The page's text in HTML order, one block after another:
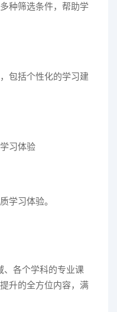
种筛选条件，帮助学
包括个性化的学习建
习体验
学习体验。
、各个学科的专业课
升的全方位内容，满